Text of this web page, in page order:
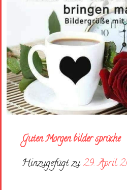
Guten Morgen bilder sprüche
Hinzugefügt zu29. April